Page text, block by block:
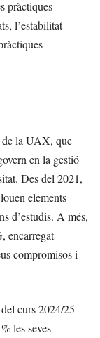
pràctiques
l’estabilitat
de la UAX, que
en la gestió
Des del 2021,
elements
d’estudis. A més,
encarregat
compromisos i
curs 2024/25
les seves